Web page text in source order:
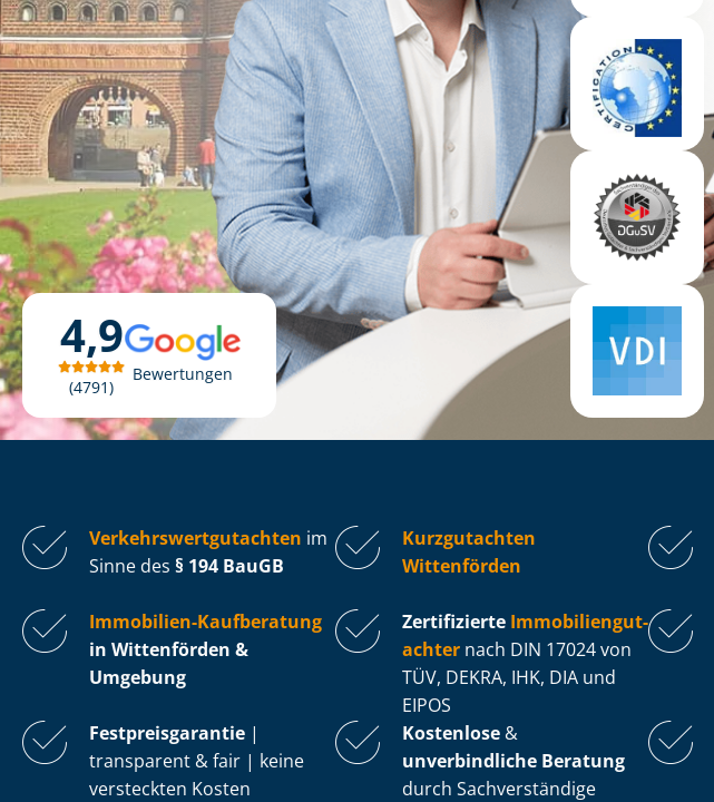
4,9
4791
Bewertungen
Ver­kehrs­wert­gut­ach­ten im
Sinne des § 194 BauGB
Kurzgutachten
Wittenförden
Immobilien-Kaufberatung
in Wittenförden &
Umgebung
Zertifizierte Im­mo­bi­li­en­gut­
ach­ter nach DIN 17024 von
TÜV, DEKRA, IHK, DIA und
EIPOS
Fest­preis­ga­ran­tie |
transparent & fair | keine
versteckten Kosten
Kostenlose &
unverbindliche Beratung
durch Sachverständige